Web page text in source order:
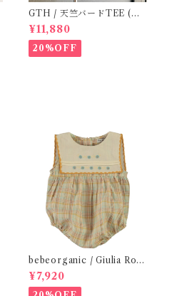
GTH / 天竺バードTEE (Na
vyBL) / Size２
¥11,880
20%OFF
bebeorganic / Giulia Rom
per Lagoon Check( 6・12
ｍ)
¥7,920